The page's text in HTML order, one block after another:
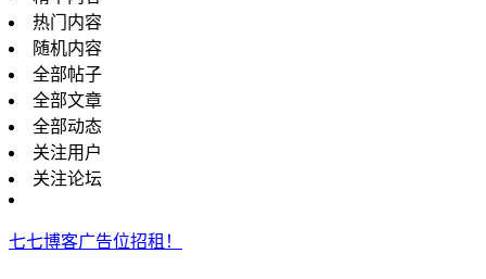
热门内容
随机内容
全部帖子
全部文章
全部动态
关注用户
关注论坛
七七博客广告位招租！